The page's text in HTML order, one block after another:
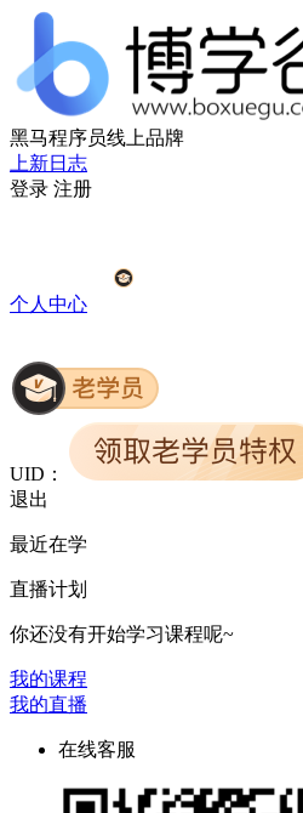
黑马程序员线上品牌
上新日志
登录 注册
个人中心
UID：
退出
最近在学
直播计划
你还没有开始学习课程呢~
我的课程
我的直播
在线客服